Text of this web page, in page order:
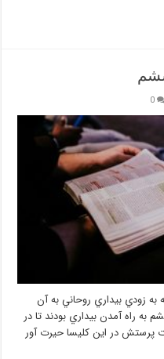
0
به زودي بيداري روحاني به آن
به راه آمدن بيداري بودند تا در
پرستش در اين كليسا حيرت آور